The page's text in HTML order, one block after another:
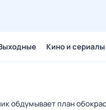
Кино и сериалы
обдумывает план